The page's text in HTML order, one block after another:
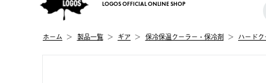
LOGOS OFFICIAL ONLINE SHOP
ホーム 製品⼀覧 ギア 保冷保温クーラー・保冷剤 ハード